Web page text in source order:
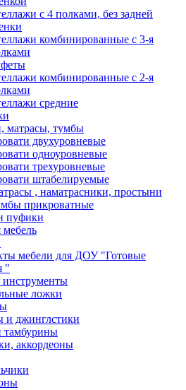
с 4 полками, без задней
комбинированные с 3-я
комбинированные с 2-я
средние
матрасы, тумбы
двухуровневые
одноуровневые
трехуровневые
штабелируемые
, наматрасники, простыни
прикроватные
пуфики
мебель
мебели для ДОУ "Готовые
"
ложки
и джинглстики
тамбурины
аккордеоны